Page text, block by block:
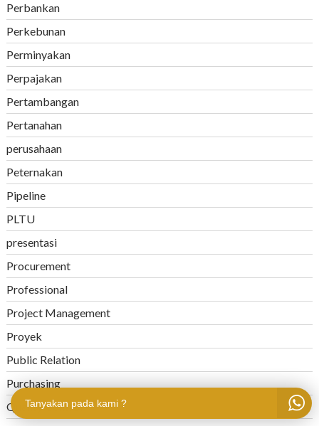
Perbankan
Perkebunan
Perminyakan
Perpajakan
Pertambangan
Pertanahan
perusahaan
Peternakan
Pipeline
PLTU
presentasi
Procurement
Professional
Project Management
Proyek
Public Relation
Purchasing
Quality Control
Tanyakan pada kami ?